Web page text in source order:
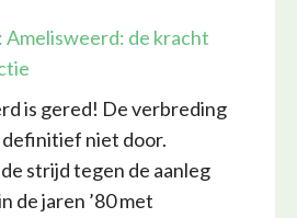
de kracht
is gered! De verbreding
definitief niet door.
strijd tegen de aanleg
de jaren ’80 met